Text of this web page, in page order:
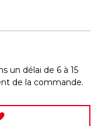
un délai de 6 à 15
de la commande.